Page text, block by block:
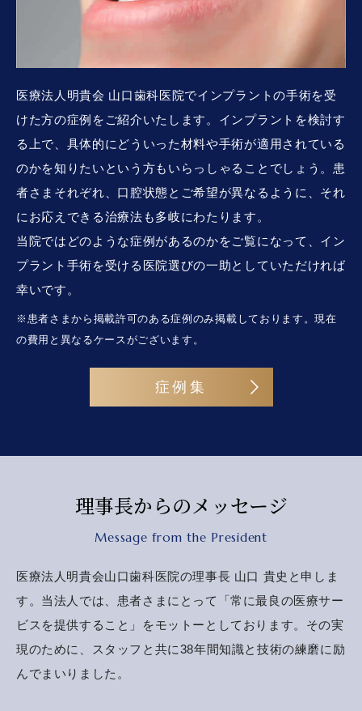
医療法人明貴会 山口歯科医院でインプラントの手術を受
けた方の症例をご紹介いたします。インプラントを検討す
る上で、具体的にどういった材料や手術が適用されている
のかを知りたいという方もいらっしゃることでしょう。患
者さまそれぞれ、口腔状態とご希望が異なるように、それ
にお応えできる治療法も多岐にわたります。
当院ではどのような症例があるのかをご覧になって、イン
プラント手術を受ける医院選びの一助としていただければ
幸いです。
※患者さまから掲載許可のある症例のみ掲載しております。現在
の費用と異なるケースがございます。
症例集
理事長からのメッセージ
Message from the President
医療法人明貴会山口歯科医院の理事長 山口 貴史と申しま
す。当法人では、患者さまにとって「常に最良の医療サー
ビスを提供すること」をモットーとしております。その実
現のために、スタッフと共に38年間知識と技術の練磨に励
んでまいりました。